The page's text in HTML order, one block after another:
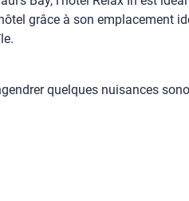
grâce à son emplacement
quelques nuisances